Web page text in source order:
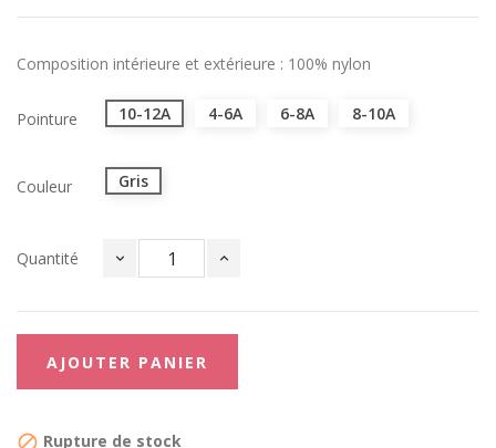
Composition intérieure et extérieure : 100% nylon
Pointure 10-12A 4-6A 6-8A 8-10A
Couleur Gris
Quantité
AJOUTER PANIER
 Rupture de stock